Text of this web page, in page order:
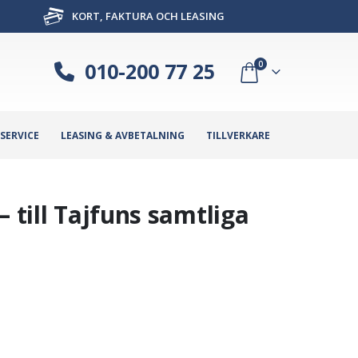
KORT, FAKTURA OCH LEASING
010-200 77 25 0
LEASING & AVBETALNING TILLVERKARE
till Tajfuns samtliga